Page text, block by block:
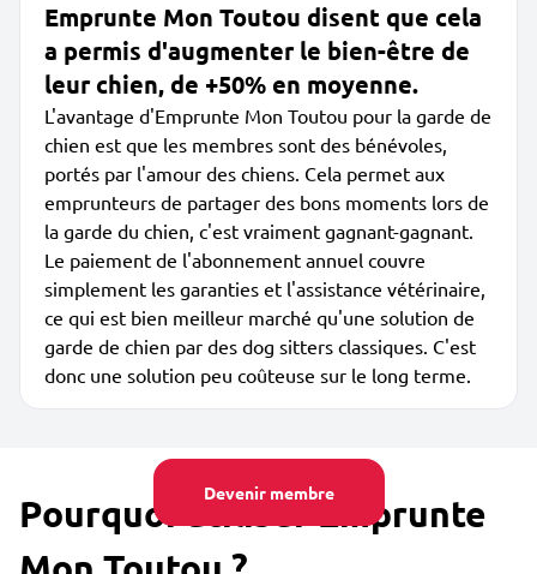
Devenir membre
Emprunte Mon Toutou disent que cela
a permis d'augmenter le bien-être de
leur chien, de +50% en moyenne.
L'avantage d'Emprunte Mon Toutou pour la garde de
chien est que les membres sont des bénévoles,
portés par l'amour des chiens. Cela permet aux
emprunteurs de partager des bons moments lors de
la garde du chien, c'est vraiment gagnant-gagnant.
Le paiement de l'abonnement annuel couvre
simplement les garanties et l'assistance vétérinaire,
ce qui est bien meilleur marché qu'une solution de
garde de chien par des dog sitters classiques. C'est
donc une solution peu coûteuse sur le long terme.
Pourquoi utiliser Emprunte